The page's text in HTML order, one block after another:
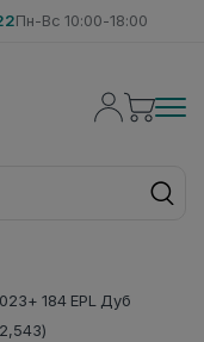
Пн-Вс 10:00-18:00
184 EPL Дуб